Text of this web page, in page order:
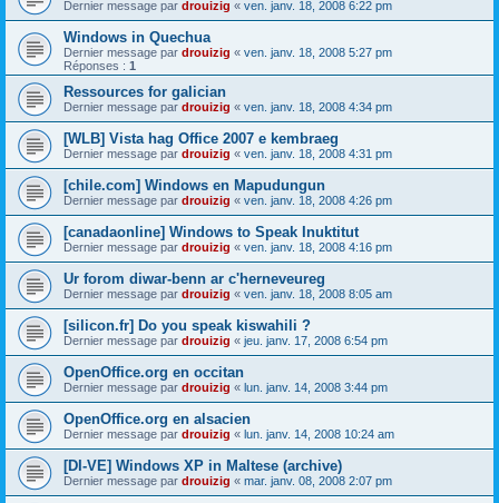
Dernier message par drouizig « ven. janv. 18, 2008 6:22 pm
Windows in Quechua
Dernier message par drouizig « ven. janv. 18, 2008 5:27 pm
Réponses : 1
Ressources for galician
Dernier message par drouizig « ven. janv. 18, 2008 4:34 pm
[WLB] Vista hag Office 2007 e kembraeg
Dernier message par drouizig « ven. janv. 18, 2008 4:31 pm
[chile.com] Windows en Mapudungun
Dernier message par drouizig « ven. janv. 18, 2008 4:26 pm
[canadaonline] Windows to Speak Inuktitut
Dernier message par drouizig « ven. janv. 18, 2008 4:16 pm
Ur forom diwar-benn ar c'herneveureg
Dernier message par drouizig « ven. janv. 18, 2008 8:05 am
[silicon.fr] Do you speak kiswahili ?
Dernier message par drouizig « jeu. janv. 17, 2008 6:54 pm
OpenOffice.org en occitan
Dernier message par drouizig « lun. janv. 14, 2008 3:44 pm
OpenOffice.org en alsacien
Dernier message par drouizig « lun. janv. 14, 2008 10:24 am
[DI-VE] Windows XP in Maltese (archive)
Dernier message par drouizig « mar. janv. 08, 2008 2:07 pm